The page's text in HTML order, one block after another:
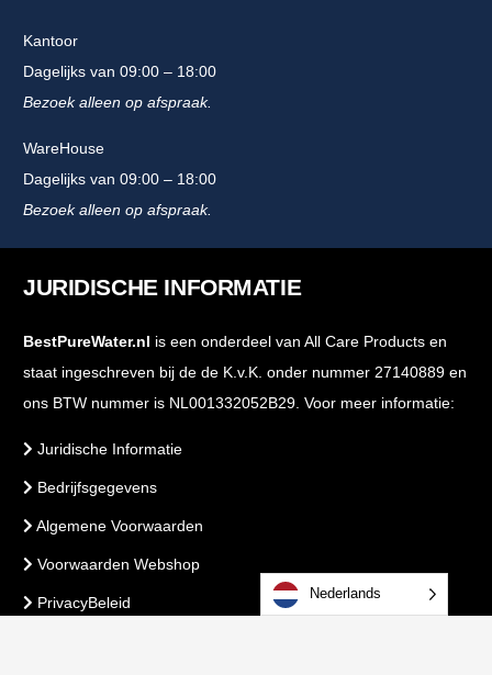
Kantoor
Dagelijks van 09:00 – 18:00
Bezoek alleen op afspraak.
WareHouse
Dagelijks van 09:00 – 18:00
Bezoek alleen op afspraak.
JURIDISCHE INFORMATIE
BestPureWater.nl is een onderdeel van All Care Products en
staat ingeschreven bij de de K.v.K. onder nummer 27140889 en
ons BTW nummer is NL001332052B29. Voor meer informatie:
Juridische Informatie
Bedrijfsgegevens
Algemene Voorwaarden
Voorwaarden Webshop
PrivacyBeleid
Nederlands